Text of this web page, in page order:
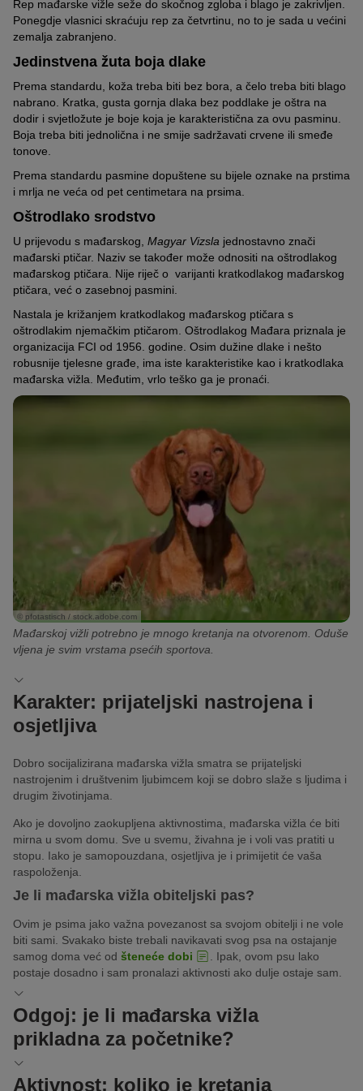
Rep mađarske vižle seže do skočnog zgloba i blago je zakrivljen.
Ponegdje vlasnici skraćuju rep za četvrtinu, no to je sada u većini
zemalja zabranjeno.
Jedinstvena žuta boja dlake
Prema standardu, koža treba biti bez bora, a čelo treba biti blago
nabrano. Kratka, gusta gornja dlaka bez poddlake je oštra na
dodir i svjetložute je boje koja je karakteristična za ovu pasminu.
Boja treba biti jednolična i ne smije sadržavati crvene ili smeđe
tonove.
Prema standardu pasmine dopuštene su bijele oznake na prstima
i mrlja ne veća od pet centimetara na prsima.
Oštrodlako srodstvo
U prijevodu s mađarskog, Magyar Vizsla jednostavno znači
mađarski ptičar. Naziv se također može odnositi na oštrodlakog
mađarskog ptičara. Nije riječ o varijanti kratkodlakog mađarskog
ptičara, već o zasebnoj pasmini.
Nastala je križanjem kratkodlakog mađarskog ptičara s
oštrodlakim njemačkim ptičarom. Oštrodlakog Mađara priznala je
organizacija FCI od 1956. godine. Osim dužine dlake i nešto
robusnije tjelesne građe, ima iste karakteristike kao i kratkodlaka
mađarska vižla. Međutim, vrlo teško ga je pronaći.
© pfotastisch / stock.adobe.com
Mađarskoj vižli potrebno je mnogo kretanja na otvorenom. Oduše
vljena je svim vrstama psećih sportova.
Karakter: prijateljski nastrojena i
osjetljiva
Dobro socijalizirana mađarska vižla smatra se prijateljski
nastrojenim i društvenim ljubimcem koji se dobro slaže s ljudima i
drugim životinjama.
Ako je dovoljno zaokupljena aktivnostima, mađarska vižla će biti
mirna u svom domu. Sve u svemu, živahna je i voli vas pratiti u
stopu. Iako je samopouzdana, osjetljiva je i primijetit će vaša
raspoloženja.
Je li mađarska vižla obiteljski pas?
Ovim je psima jako važna povezanost sa svojom obitelji i ne vole
biti sami. Svakako biste trebali navikavati svog psa na ostajanje
samog doma već od šteneće dobi
. Ipak, ovom psu lako
postaje dosadno i sam pronalazi aktivnosti ako dulje ostaje sam.
Odgoj: je li mađarska vižla
prikladna za početnike?
Budući da je vižla blisko povezana sa svojim vlasnikom i voli biti
Aktivnost: koliko je kretanja